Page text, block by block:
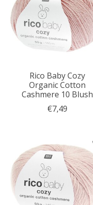
Rico Baby Cozy
Organic Cotton
Cashmere 10 Blush
€7,49